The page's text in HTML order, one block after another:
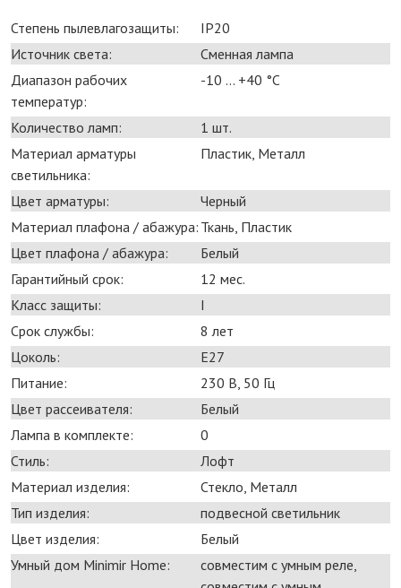
Степень пылевлагозащиты:
IP20
Источник света:
Сменная лампа
Диапазон рабочих
температур:
-10 ... +40 °С
Количество ламп:
1 шт.
Материал арматуры
светильника:
Пластик, Металл
Цвет арматуры:
Черный
Материал плафона / абажура: Ткань, Пластик
Цвет плафона / абажура:
Белый
Гарантийный срок:
12 мес.
Класс защиты:
I
Срок службы:
8 лет
Цоколь:
E27
Питание:
230 В, 50 Гц
Цвет рассеивателя:
Белый
Лампа в комплекте:
0
Стиль:
Лофт
Материал изделия:
Стекло, Металл
Тип изделия:
подвесной светильник
Цвет изделия:
Белый
Умный дом Minimir Home:
совместим с умным реле,